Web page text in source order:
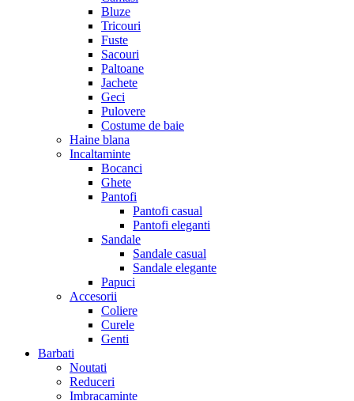
Bluze
Tricouri
Fuste
Sacouri
Paltoane
Jachete
Geci
Pulovere
Costume de baie
Haine blana
Incaltaminte
Bocanci
Ghete
Pantofi
Pantofi casual
Pantofi eleganti
Sandale
Sandale casual
Sandale elegante
Papuci
Accesorii
Coliere
Curele
Genti
Barbati
Noutati
Reduceri
Imbracaminte